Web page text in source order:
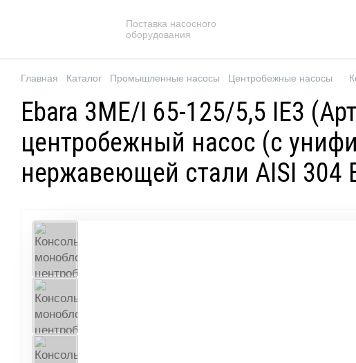
Поставка насосного
оборудования
Главная Каталог Промышленные насосы Центробежные насосы
Ebara 3ME/I 65-125/5,5 IE3
центробежный насос (с
нержавеющей стали AISI 304